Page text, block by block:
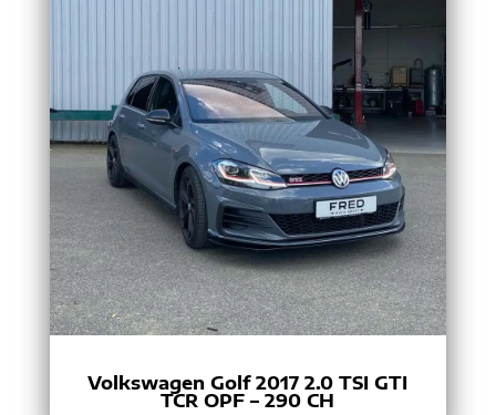
Volkswagen Golf 2017 2.0 TSI GTI
TCR OPF – 290 CH